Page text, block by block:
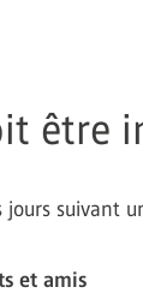
être
jours suivant
et amis